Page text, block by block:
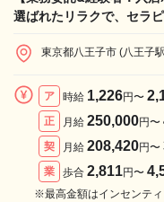
選ばれたリラクで、セラ
東京都八王子市 (八王子
ア 時給 1,226円〜
正
月給 250,000円〜
契
月給 208,420円〜
業
歩合 2,811円〜
※最高金額はインセンテ